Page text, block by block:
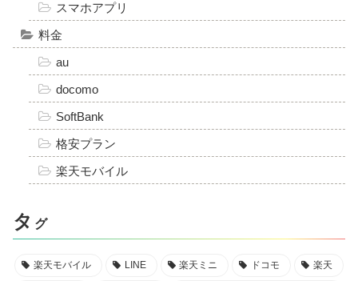
スマホアプリ
料金
au
docomo
SoftBank
格安プラン
楽天モバイル
タ グ
楽天モバイル LINE 楽天ミニ ドコモ 楽天